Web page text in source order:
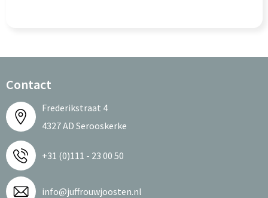
Contact
Frederikstraat 4
4327 AD Serooskerke
+31 (0)111 - 23 00 50
info@juffrouwjoosten.nl